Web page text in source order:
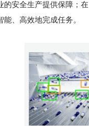
的安全生产提供保障；
、高效地完成任务。